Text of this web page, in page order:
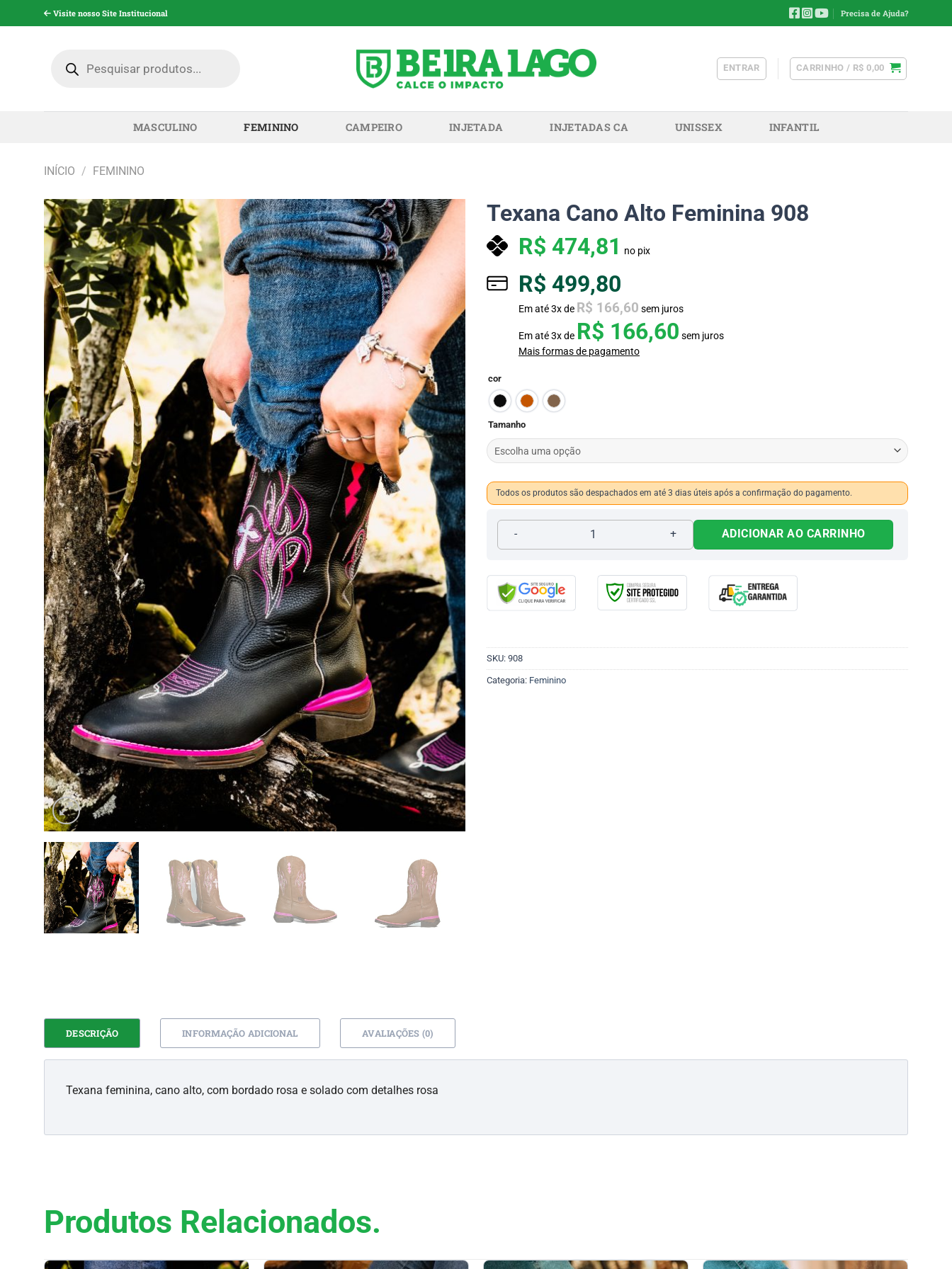
para
Visite nosso Site Institucional Precisa de Ajuda?
produtos
ENTRAR CARRINHO / R$ 0,00
MASCULINO FEMININO CAMPEIRO INJETADA INJETADAS CA UNISSEX INFANTIL
INÍCIO / FEMININO
Texana Cano Alto Feminina 908
R$ 474,81 no pix
R$ 499,80
Em até3x de R$ 166,60 sem juros
Em até3x de R$ 166,60 sem juros
Mais formas de pagamento
cor
Tamanho
Todos os produtos são despachados em até 3 dias úteis após a confirmação do pagamento.
Texana Cano Alto Feminina 908 quantidade
ADICIONAR AO CARRINHO
SKU: 908
Categoria: Feminino
DESCRIÇÃO INFORMAÇÃO ADICIONAL AVALIAÇÕES (0)
Texana feminina, cano alto, com bordado rosa e solado com detalhes rosa
Produtos Relacionados.